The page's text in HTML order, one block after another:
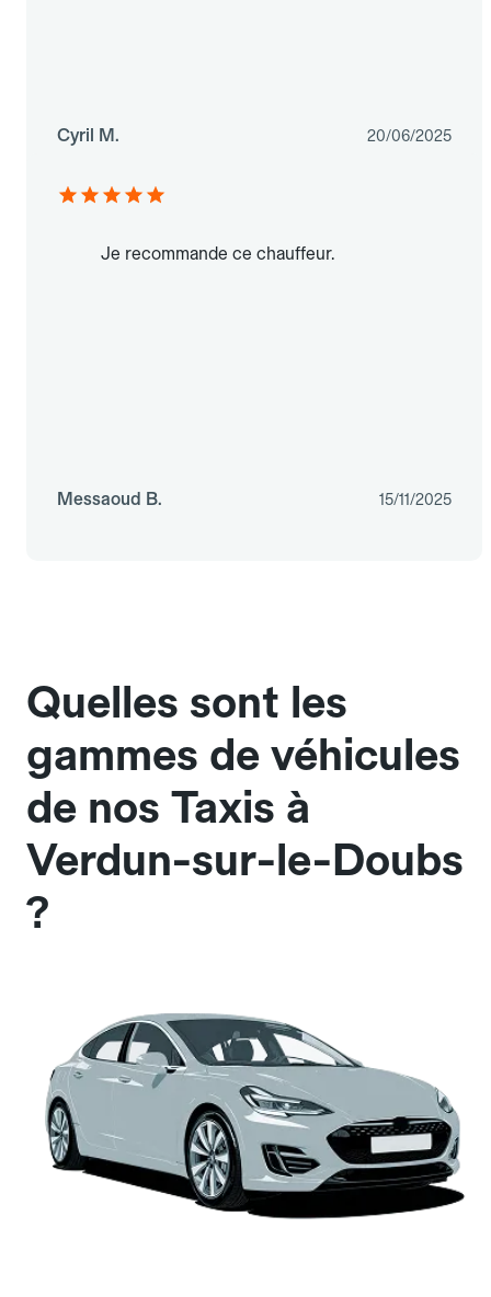
Cyril M. 20/06/2025
Je recommande ce chauffeur.
Messaoud B. 15/11/2025
Quelles sont les
gammes de véhicules
de nos Taxis à
Verdun-sur-le-Doubs
?